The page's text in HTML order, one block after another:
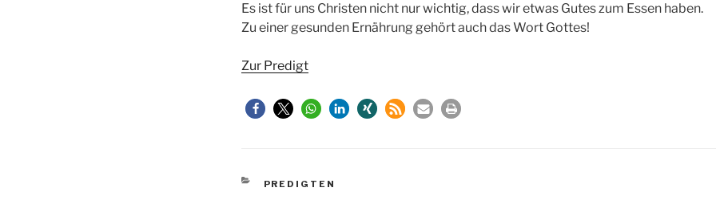
Es ist für uns Christen nicht nur wichtig, dass wir etwas Gutes zum Essen haben.
Zu einer gesunden Ernährung gehört auch das Wort Gottes!
Zur Predigt
KATEGORIEN
PREDIGTEN